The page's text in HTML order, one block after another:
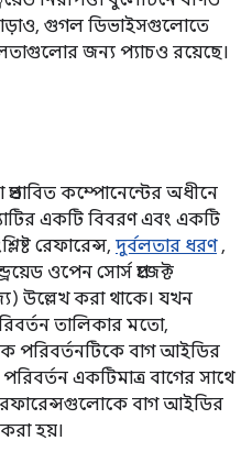
গুগল ডিভাইসগুলোতে
জন্য প্যাচও রয়েছে।
কম্পোনেন্টের অধীনে
একটি বিবরণ এবং একটি
রেফারেন্স, দুর্বলতার ধরণ,
ওপেন সোর্স প্রজেক্ট
উল্লেখ করা থাকে। যখন
তালিকার মতো,
পরিবর্তনটিকে বাগ আইডির
একটিমাত্র বাগের সাথে
বাগ আইডির
হয়।